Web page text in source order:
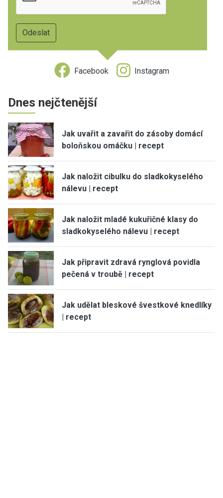
Facebook Instagram
Dnes nejčtenější
Jak uvařit a zavařit do zásoby domácí
boloňskou omáčku | recept
Jak naložit cibulku do sladkokyselého
nálevu | recept
Jak naložit mladé kukuřičné klasy do
sladkokyselého nálevu | recept
Jak připravit zdravá rynglová povidla
pečená v troubě | recept
Jak udělat bleskové švestkové knedlíky
| recept